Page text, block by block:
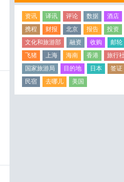
资讯 译讯 评论 数据 酒店
携程
财报 北京 报告
投资
文化和旅游部
融资 收购 邮轮
飞猪
上海 海南 香港
旅行社
国家旅游局
目的地 日本 签证
民宿
去哪儿 美国